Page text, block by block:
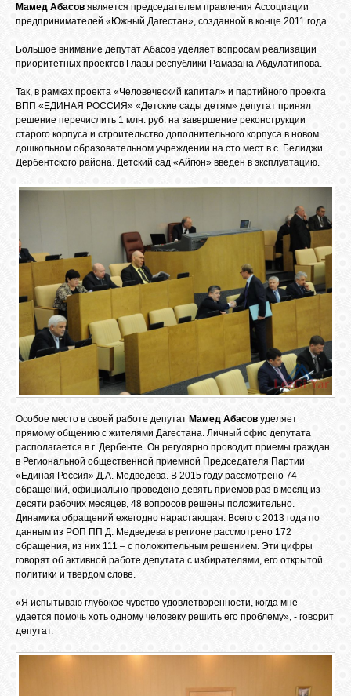
Мамед Абасов является председателем правления Ассоциации
предпринимателей «Южный Дагестан», созданной в конце 2011 года.
Большое внимание депутат Абасов уделяет вопросам реализации
приоритетных проектов Главы республики Рамазана Абдулатипова.
Так, в рамках проекта «Человеческий капитал» и партийного проекта
ВПП «ЕДИНАЯ РОССИЯ» «Детские сады детям» депутат принял
решение перечислить 1 млн. руб. на завершение реконструкции
старого корпуса и строительство дополнительного корпуса в новом
дошкольном образовательном учреждении на сто мест в с. Белиджи
Дербентского района. Детский сад «Айгюн» введен в эксплуатацию.
Особое место в своей работе депутат Мамед Абасов уделяет
прямому общению с жителями Дагестана. Личный офис депутата
располагается в г. Дербенте. Он регулярно проводит приемы граждан
в Региональной общественной приемной Председателя Партии
«Единая Россия» Д.А. Медведева. В 2015 году рассмотрено 74
обращений, официально проведено девять приемов раз в месяц из
десяти рабочих месяцев, 48 вопросов решены положительно.
Динамика обращений ежегодно нарастающая. Всего с 2013 года по
данным из РОП ПП Д. Медведева в регионе рассмотрено 172
обращения, из них 111 – с положительным решением. Эти цифры
говорят об активной работе депутата с избирателями, его открытой
политики и твердом слове.
«Я испытываю глубокое чувство удовлетворенности, когда мне
удается помочь хоть одному человеку решить его проблему», - говорит
депутат.